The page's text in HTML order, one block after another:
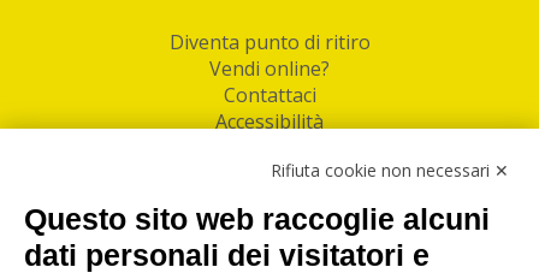
Diventa punto di ritiro
Vendi online?
Contattaci
Accessibilità
Facebook
Linkedin
Rifiuta cookie non necessari ✕
Questo sito web raccoglie alcuni
dati personali dei visitatori e